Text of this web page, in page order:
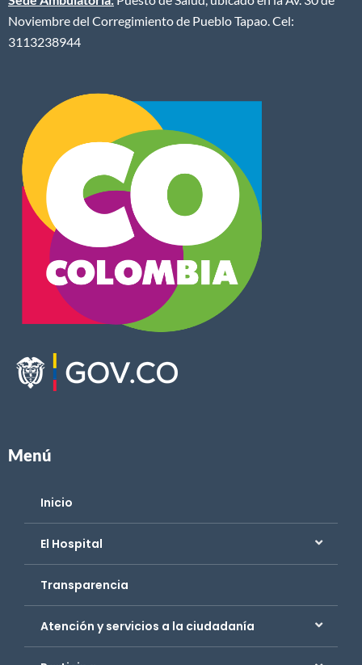
Noviembre del Corregimiento de Pueblo Tapao. Cel:
3113238944
Menú
Inicio
El Hospital
Transparencia
Atención y servicios a la ciudadanía